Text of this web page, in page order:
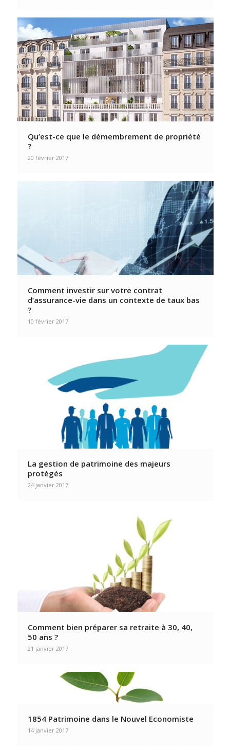
Qu’est-ce que le démembrement de propriété
?
20 février 2017
Comment investir sur votre contrat
d’assurance-vie dans un contexte de taux bas
?
10 février 2017
La gestion de patrimoine des majeurs
protégés
24 janvier 2017
Comment bien préparer sa retraite à 30, 40,
50 ans ?
21 janvier 2017
1854 Patrimoine dans le Nouvel Economiste
14 janvier 2017